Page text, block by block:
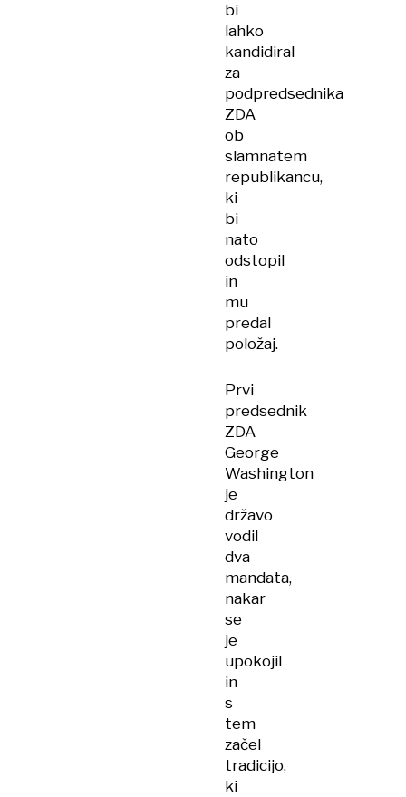
bi
lahko
kandidiral
za
podpredsednika
ZDA
ob
slamnatem
republikancu,
ki
bi
nato
odstopil
in
mu
predal
položaj.
Prvi
predsednik
ZDA
George
Washington
je
državo
vodil
dva
mandata,
nakar
se
je
upokojil
in
s
tem
začel
tradicijo,
ki